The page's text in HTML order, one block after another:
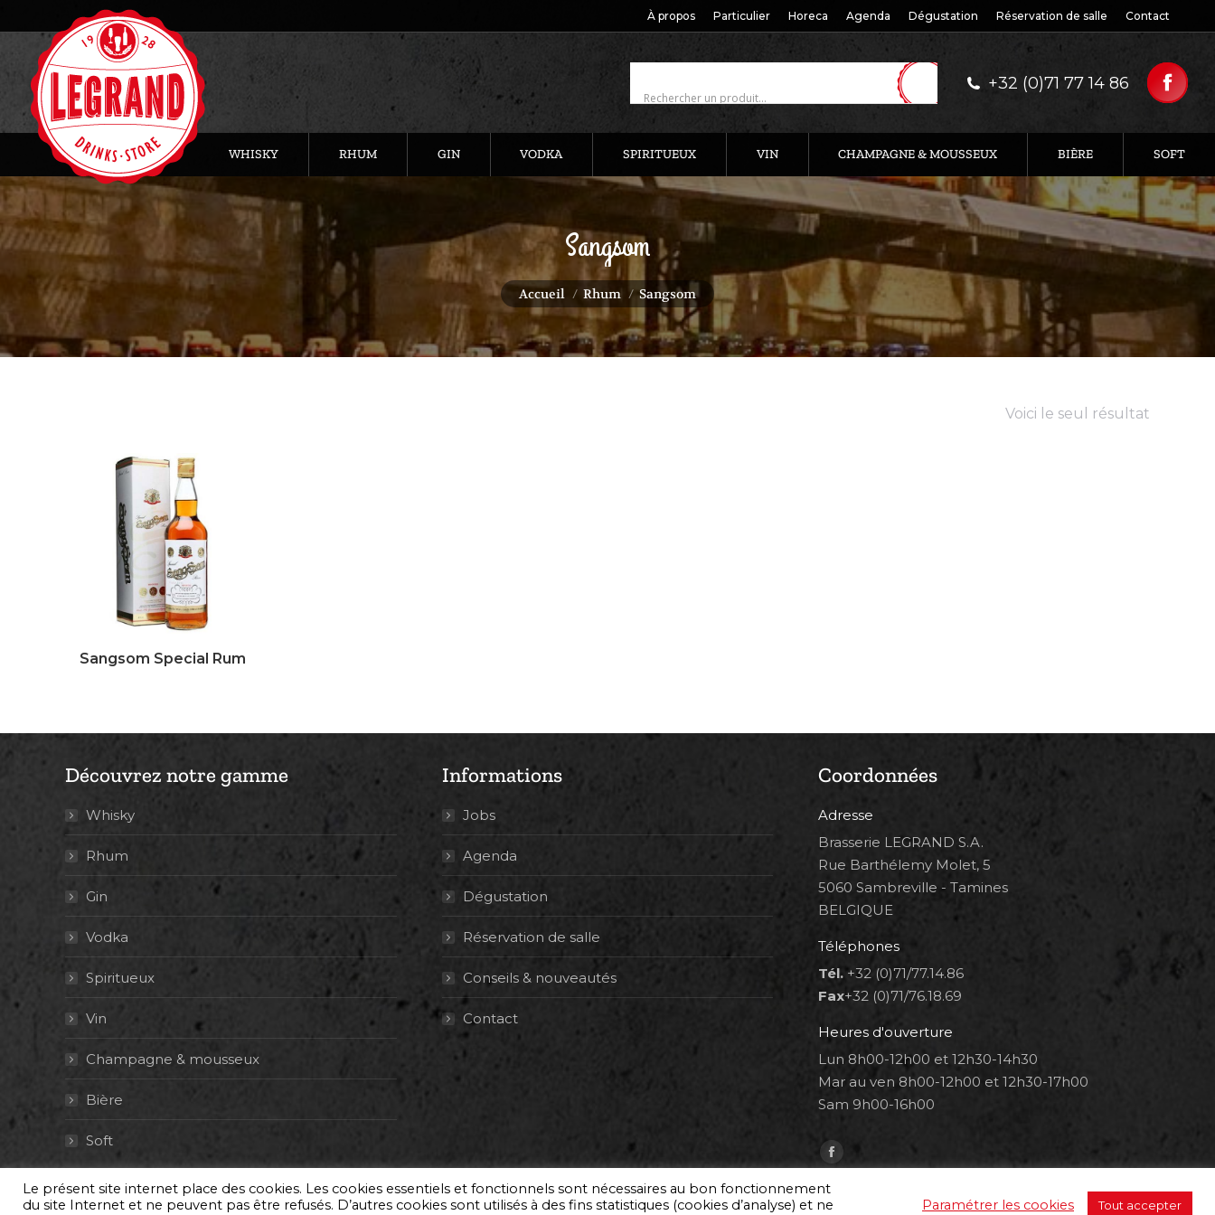
À propos Particulier Horeca Agenda Dégustation Réservation de salle Contact
+32 (0)71 77 14 86
WHISKY RHUM GIN VODKA SPIRITUEUX VIN CHAMPAGNE & MOUSSEUX BIÈRE SOFT
Sangsom
Vous êtes ici :
Accueil Rhum Sangsom
Voici le seul résultat
Sangsom Special Rum
Découvrez notre gamme
Whisky
Rhum
Gin
Vodka
Spiritueux
Vin
Champagne & mousseux
Bière
Soft
Informations
Jobs
Agenda
Dégustation
Réservation de salle
Conseils & nouveautés
Contact
Coordonnées
Adresse
Brasserie LEGRAND S.A.
Rue Barthélemy Molet, 5
5060 Sambreville - Tamines
BELGIQUE
Téléphones
Tél. +32 (0)71/77.14.86
Fax+32 (0)71/76.18.69
Heures d'ouverture
Lun 8h00-12h00 et 12h30-14h30
Mar au ven 8h00-12h00 et 12h30-17h00
Sam 9h00-16h00
Trouvez nous sur :
Facebook
page
opens
© By Poush
Le présent site internet place des cookies. Les cookies essentiels et fonctionnels sont nécessaires au bon fonctionnement
du site Internet et ne peuvent pas être refusés. D’autres cookies sont utilisés à des fins statistiques (cookies d’analyse) et ne
Paramétrer les cookies Tout accepter